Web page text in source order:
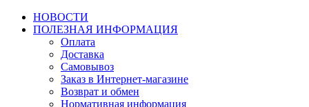
НОВОСТИ
ПОЛЕЗНАЯ ИНФОРМАЦИЯ
Оплата
Доставка
Самовывоз
Заказ в Интернет-магазине
Возврат и обмен
Нормативная информация